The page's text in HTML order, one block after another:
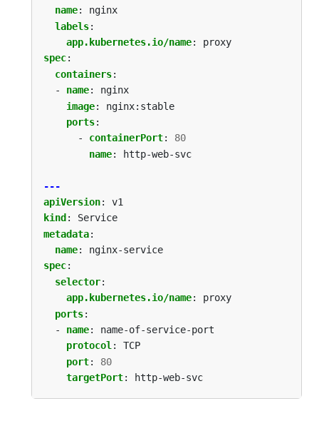
name:
nginx
labels:
app.kubernetes.io/name:
proxy
spec:
containers:
- name:
nginx
image:
nginx:stable
ports:
- containerPort:
80
name: http-web-svc
---
apiVersion:
v1
kind :
Service
metadata:
name:
nginx-service
spec:
selector:
app.kubernetes.io/name:
proxy
ports:
- name:
name-of-service-port
protocol:
TCP
port:
80
targetPort: http-web-svc